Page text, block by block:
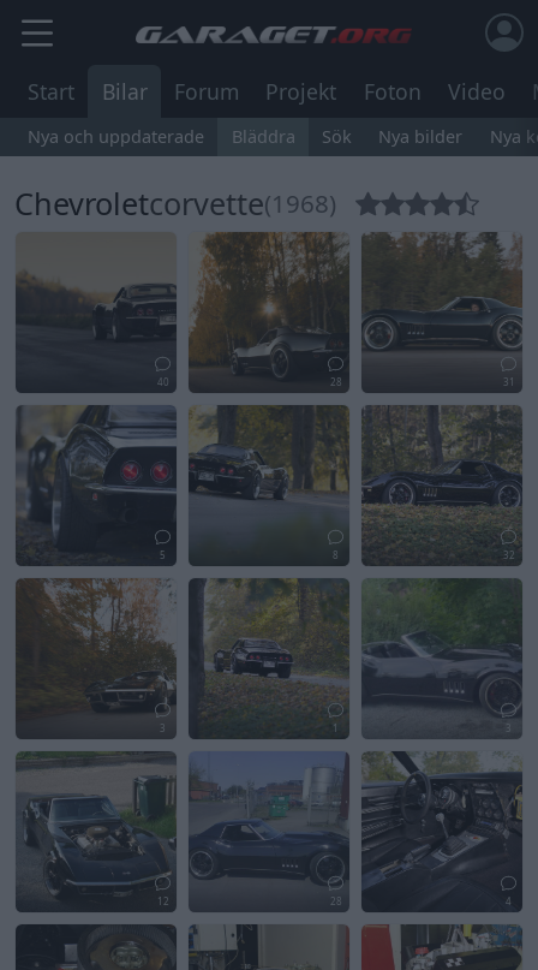
Start Bilar Forum Projekt Foton Video
Nya och uppdaterade Bläddra Sök Nya bilder Nya
Chevroletcorvette(1968)
40 28 31
5 8 32
3 1 3
12 28 4